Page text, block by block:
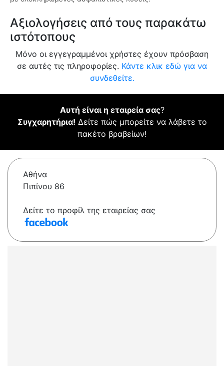
Αξιολογήσεις από τους παρακάτω
ιστότοπους
Μόνο οι εγγεγραμμένοι χρήστες έχουν πρόσβαση
σε αυτές τις πληροφορίες. Κάντε κλικ εδώ για να
συνδεθείτε.
Αυτή είναι η εταιρεία σας?
Συγχαρητήρια! Δείτε πώς μπορείτε να λάβετε το
πακέτο βραβείων!
Αθήνα
Πιπίνου 86
Δείτε το προφίλ της εταιρείας σας